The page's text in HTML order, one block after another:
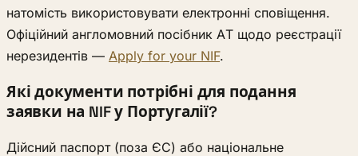
натомість використовувати електронні сповіщення.
Офіційний англомовний посібник AT щодо реєстрації
нерезидентів — Apply for your NIF.
Які документи потрібні для подання
заявки на NIF у Португалії?
Дійсний паспорт (поза ЄС) або національне